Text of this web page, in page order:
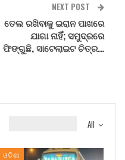
NEXT POST
ତେଲ ରଖିବାକୁ ଇରାନ ପାଖରେ
ଯାଗା ନାହିଁ; ସମୁଦ୍ରରେ
ଫିଙ୍ଗୁଛି, ସାଟେଲାଇଟ ଚିତ୍ର…
All
ଓଡିଶା